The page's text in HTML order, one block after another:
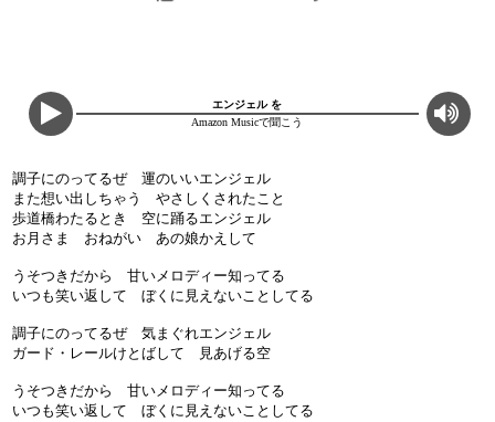
エンジェル を
Amazon Musicで聞こう
調子にのってるぜ 運のいいエンジェル
また想い出しちゃう やさしくされたこと
歩道橋わたるとき 空に踊るエンジェル
お月さま おねがい あの娘かえして
うそつきだから 甘いメロディー知ってる
いつも笑い返して ぼくに見えないことしてる
調子にのってるぜ 気まぐれエンジェル
ガード・レールけとばして 見あげる空
うそつきだから 甘いメロディー知ってる
いつも笑い返して ぼくに見えないことしてる